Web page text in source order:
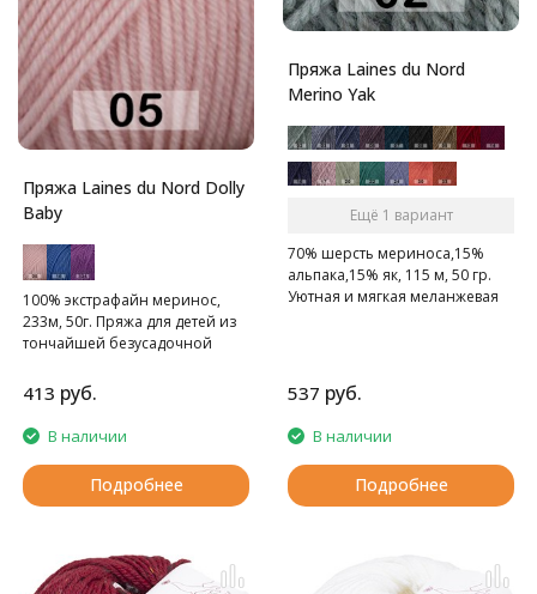
Пряжа Laines du Nord Dolly
Baby
100% экстрафайн меринос,
233м, 50г. Пряжа для детей из
тончайшей безусадочной
413 руб.
В наличии
Подробнее
Пряжа Laines du Nord
Merino Yak
Ещё 1 вариант
70% шерсть мериноса,15%
альпака,15% як, 115 м, 50 гр.
Уютная и мягкая меланжевая
537 руб.
В наличии
Подробнее